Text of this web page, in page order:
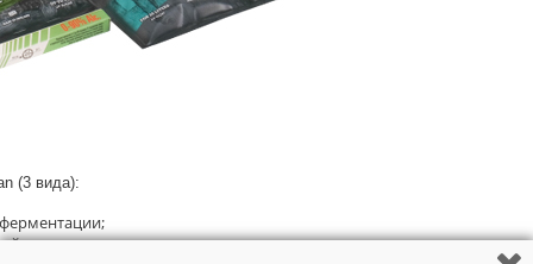
(3 вида):
вариант;